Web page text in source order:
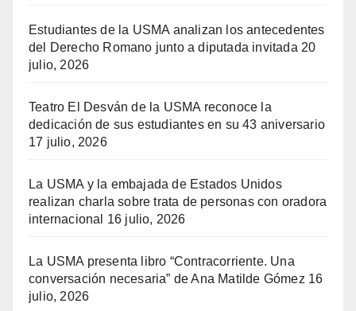
Estudiantes de la USMA analizan los antecedentes
del Derecho Romano junto a diputada invitada 20
julio, 2026
Teatro El Desván de la USMA reconoce la
dedicación de sus estudiantes en su 43 aniversario
17 julio, 2026
La USMA y la embajada de Estados Unidos
realizan charla sobre trata de personas con oradora
internacional
16 julio, 2026
La USMA presenta libro “Contracorriente. Una
conversación necesaria” de Ana Matilde Gómez 16
julio, 2026